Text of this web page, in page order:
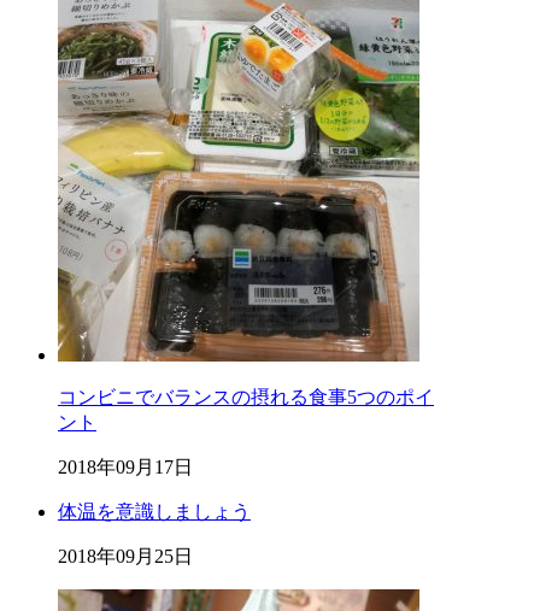
コンビニでバランスの摂れる食事5つのポイ
ント
2018年09月17日
体温を意識しましょう
2018年09月25日